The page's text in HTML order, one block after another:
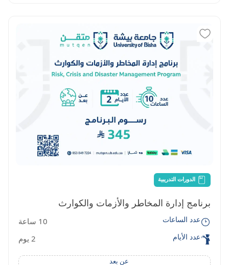
الدورات التدريبية
برنامج إدارة المخاطر والأزمات والكوارث
عدد الساعات 10 ساعة
عدد الأيام 2 يوم
عن بعد